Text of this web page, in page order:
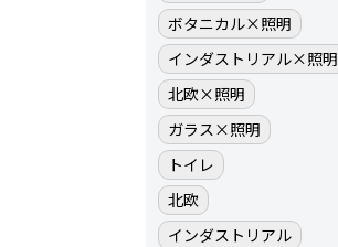
ボタニカル×照明
インダストリアル×照明
北欧×照明
ガラス×照明
トイレ
北欧
インダストリアル